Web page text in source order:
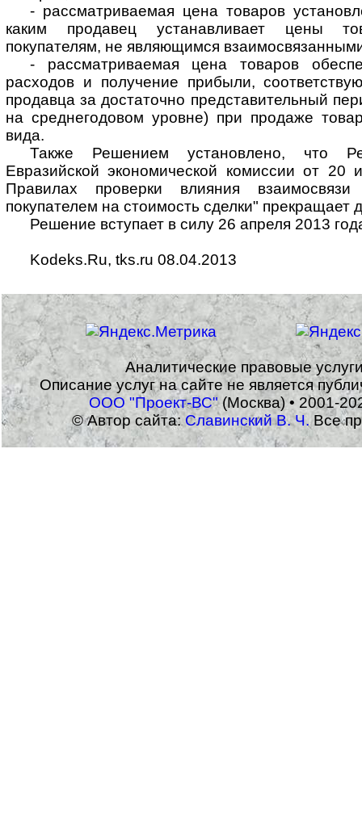
- рассматриваемая цена товаров
каким продавец устанавливает цены
покупателям, не являющимся
- рассматриваемая цена товаров
расходов и получение прибыли,
продавца за достаточно представительный
на среднегодовом уровне) при продаже
вида.
Также Решением установлено, что
Евразийской экономической комиссии от
Правилах проверки влияния
покупателем на стоимость сделки" прекращает
Решение вступает в силу 26 апреля 2013
Kodeks.Ru, tks.ru 08.04.2013
Аналитические правовые
Описание услуг на сайте не является
ООО "Проект-ВС"(Москва) • 2001-
© Автор сайта:Славинский В. Ч.Все